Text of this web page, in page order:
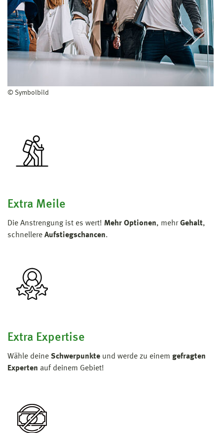
Arbeitsaufwand von 180 Credits umfasst,
können auf Antrag eine einschlägige
Berufspraxis, bzw. ein Praktikum im
Personalwesen von mindestens 16 Wochen mit
maximalen 30 Credits angerechnet bekommen
entsprechenden Ordnungen.
© Symbolbild
Extra Meile
Die Anstrengung ist es wert! Mehr Optionen, mehrGehalt,
schnellere Aufstiegschancen.
Extra Expertise
Wähle deine Schwerpunkte und werde zu einem gefragten
Experten auf deinem Gebiet!